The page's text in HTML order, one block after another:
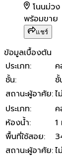
โนนม่วง
พร้อมขาย
แชร์
ข้อมูลเบื้องต้น
ประเภท:
ชั้น:
สถานะผู้อาศัย:ไ
ประเภท:
ห้องน้ำ: 1
พื้นที่ใช้สอย:
สถานะผู้อาศัย:ไ